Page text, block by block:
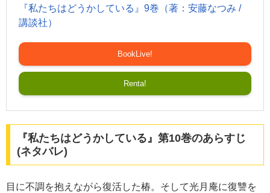
『私たちはどうかしている』9巻（著：安藤なつみ /
講談社）
BookLive!
Renta!
『私たちはどうかしている』第10巻のあらすじ
(ネタバレ)
目に不調を抱えながら復活した椿。そして光月庵に復讐を